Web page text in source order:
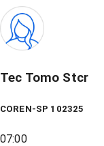
Tec Tomo Stcr
COREN-SP 102325
07:00